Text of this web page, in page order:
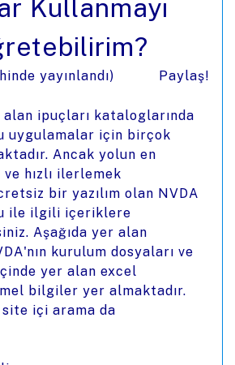
Kullanmayı
yayınlandı) Paylaş!
ipuçları kataloglarında
uygulamalar için birçok
Ancak yolun en
ve hızlı ilerlemek
bir yazılım olan NVDA
ile ilgili içeriklere
Aşağıda yer alan
kurulum dosyaları ve
yer alan excel
bilgiler yer almaktadır.
site içi arama da